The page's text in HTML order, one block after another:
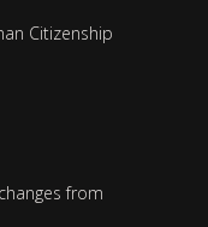
Citizenship
from